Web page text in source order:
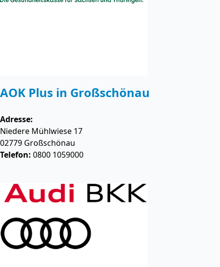
AOK Plus in Großschönau
Adresse:
Niedere Mühlwiese 17
02779 Großschönau
Telefon: 0800 1059000